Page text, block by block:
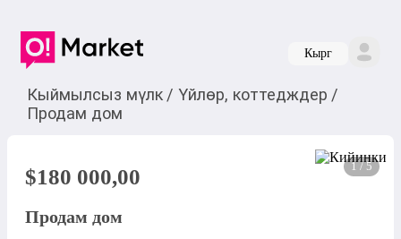
Кырг
Кыймылсыз мүлк / Үйлөр, коттедждер /
Продам дом
1 / 5
$180 000,00
Продам дом